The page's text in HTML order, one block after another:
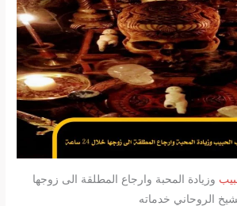
وزيادة المحبة وارجاع المطلقة الى زوجها